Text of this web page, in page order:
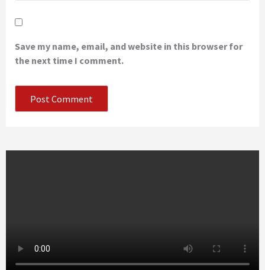
Save my name, email, and website in this browser for
the next time I comment.